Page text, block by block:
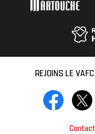
REJOINS LE